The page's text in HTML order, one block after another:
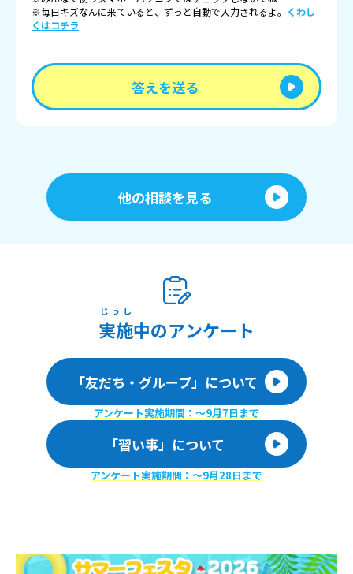
※毎日キズなんに来ていると、ずっと自動で入力されるよ。 くわし
くはコチラ
答えを送る
他の相談を見る
実施
じっし
中のアンケート
「友だち・グループ」について
アンケート実施期間：〜9月7日まで
「習い事」について
アンケート実施期間：〜9月28日まで